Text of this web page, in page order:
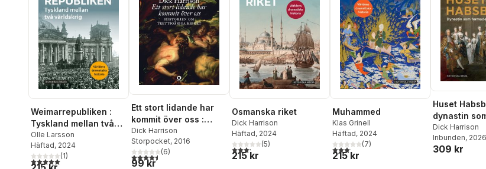
Weimarrepubliken :
Tyskland mellan två
världskrig
Olle Larsson
Häftad, 2024
5,0utav 5 stjärnor. Totalt antal röster:
(1)
Ett stort lidande har
kommit över oss :
historien om
trettioåriga kriget
Dick Harrison
Storpocket, 2016
4,5utav 5 stjärnor. Totalt antal röster:
(6)
99 kr
Osmanska riket
Dick Harrison
Häftad, 2024
3,2utav 5 stjärnor. Totalt antal röster:
(5)
215 kr
Muhammed
Klas Grinell
Häftad, 2024
3,1utav 5 stjärnor. Totalt antal röster:
(7)
215 kr
Huset
dynastin
Europa
Dick Harrison
Inbunden, 2026
309 kr